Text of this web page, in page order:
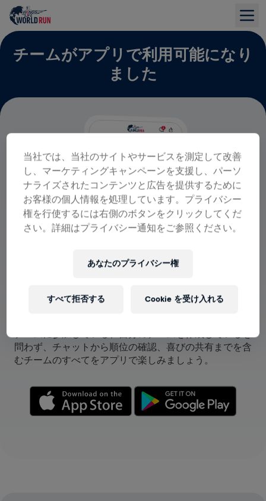
チームがアプリで利用可能になり
ました
問わず、チャットから順位の確認、喜びの共有までを含
むチームのすべてをアプリで楽しみましょう。
当社では、当社のサイトやサービスを測定して改善
し、マーケティングキャンペーンを支援し、パーソ
ナライズされたコンテンツと広告を提供するために
お客様の個人情報を処理しています。プライバシー
権を行使するには右側のボタンをクリックしてくだ
さい。詳細はプライバシー通知をご参照ください。
あなたのプライバシー権
すべて拒否する Cookie を受け入れる